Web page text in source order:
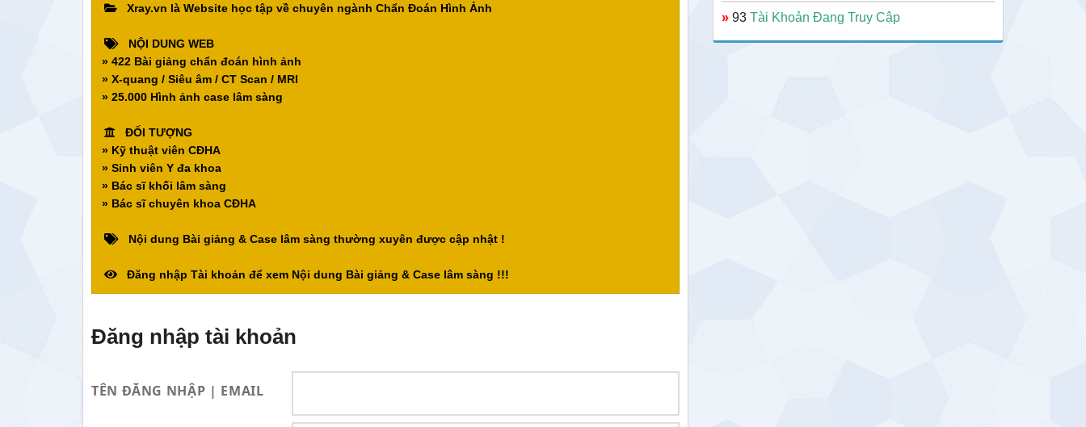
Xray.vn là Website học tập về chuyên ngành Chẩn Đoán Hình Ảnh
NỘI DUNG WEB
» 422 Bài giảng chẩn đoán hình ảnh
» X-quang / Siêu âm / CT Scan / MRI
» 25.000 Hình ảnh case lâm sàng
ĐỐI TƯỢNG
» Kỹ thuật viên CĐHA
» Sinh viên Y đa khoa
» Bác sĩ khối lâm sàng
» Bác sĩ chuyên khoa CĐHA
Nội dung Bài giảng & Case lâm sàng thường xuyên được cập nhật !
Đăng nhập Tài khoản để xem Nội dung Bài giảng & Case lâm sàng !!!
Đăng nhập tài khoản
TÊN ĐĂNG NHẬP | EMAIL
» 93 Tài Khoản Đang Truy Cập